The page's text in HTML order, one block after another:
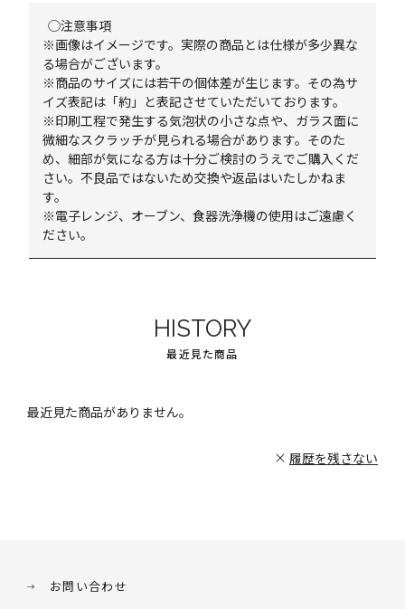
◯注意事項
※画像はイメージです。実際の商品とは仕様が多少異な
る場合がございます。
※商品のサイズには若干の個体差が生じます。その為サ
イズ表記は「約」と表記させていただいております。
※印刷工程で発生する気泡状の小さな点や、ガラス面に
微細なスクラッチが見られる場合があります。そのた
め、細部が気になる方は十分ご検討のうえでご購入くだ
さい。不良品ではないため交換や返品はいたしかねま
す。
※電子レンジ、オーブン、食器洗浄機の使用はご遠慮く
ださい。
HISTORY
最近見た商品
最近見た商品がありません。
履歴を残さない
お問い合わせ